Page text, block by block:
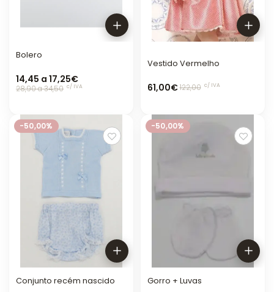
Bolero
14,45 a 17,25€
28,90 a 34,50 c/ IVA
Vestido Vermelho
61,00€122,00 c/ IVA
-50,00%
Conjunto recém nascido
-50,00%
Gorro + Luvas